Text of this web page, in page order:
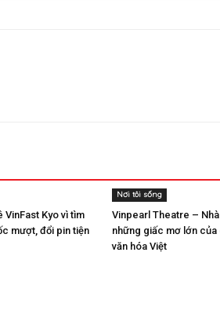
VinFast Kyo vì tìm
mượt, đổi pin tiện
Nơi tôi sống
Vinpearl Theatre –
những giấc mơ lớn
văn hóa Việt